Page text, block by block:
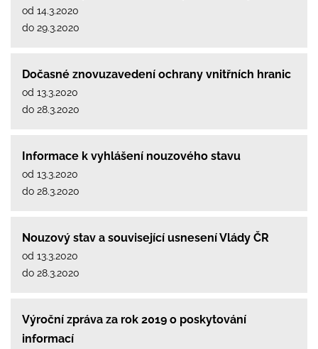
od 14.3.2020
do 29.3.2020
Dočasné znovuzavedení ochrany vnitřních hranic
od 13.3.2020
do 28.3.2020
Informace k vyhlášení nouzového stavu
od 13.3.2020
do 28.3.2020
Nouzový stav a související usnesení Vlády ČR
od 13.3.2020
do 28.3.2020
Výroční zpráva za rok 2019 o poskytování
informací